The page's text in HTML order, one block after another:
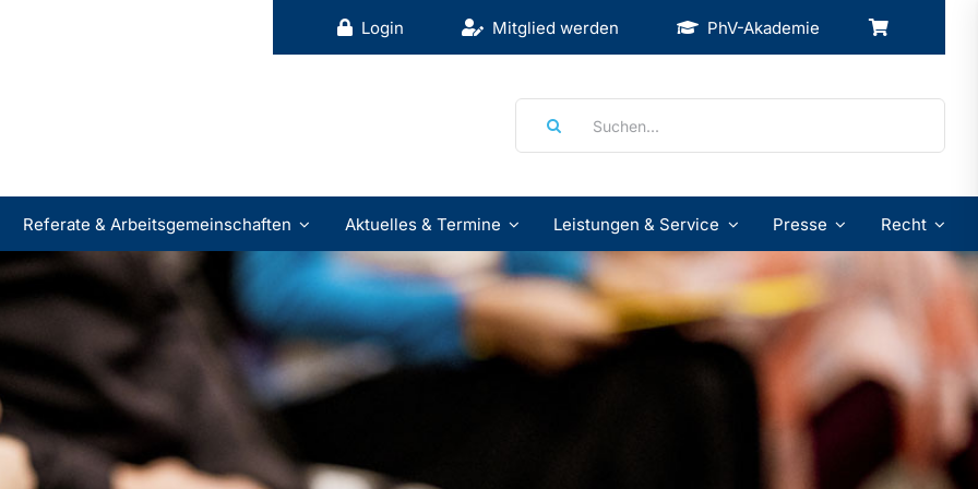
Login Mitglied werden PhV-Akademie
Referate & Arbeitsgemeinschaften Aktuelles & Termine Leistungen & Service Presse Recht